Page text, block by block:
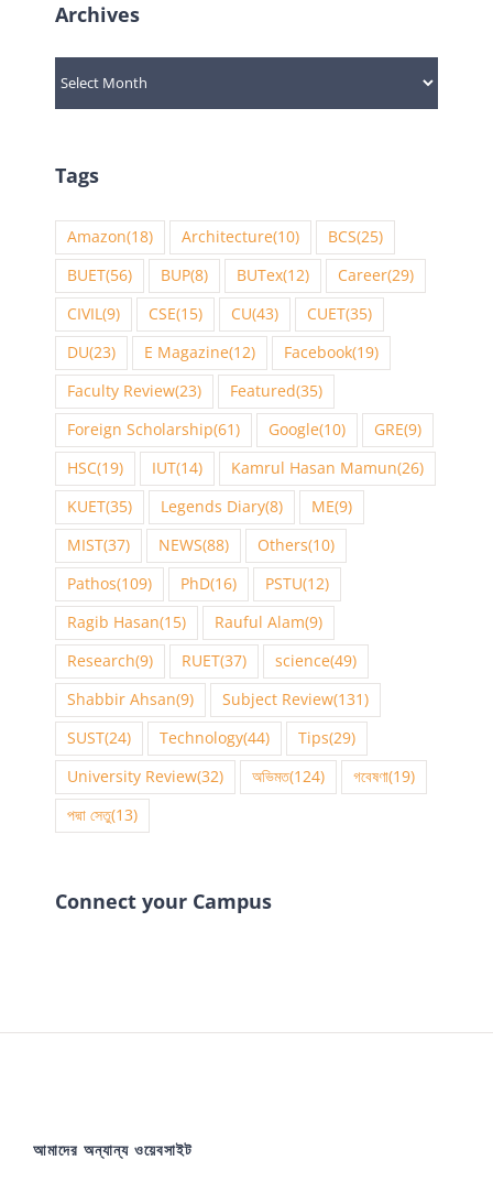
Archives
Archives
Tags
Amazon(18) Architecture(10) BCS(25)
BUET(56) BUP(8) BUTex(12) Career(29)
CIVIL(9) CSE(15) CU(43) CUET(35)
DU(23) E Magazine(12) Facebook(19)
Faculty Review(23) Featured(35)
Foreign Scholarship(61) Google(10) GRE(9)
HSC(19) IUT(14) Kamrul Hasan Mamun(26)
KUET(35) Legends Diary(8) ME(9)
MIST(37) NEWS(88) Others(10)
Pathos(109) PhD(16) PSTU(12)
Ragib Hasan(15) Rauful Alam(9)
Research(9) RUET(37) science(49)
Shabbir Ahsan(9) Subject Review(131)
SUST(24) Technology(44) Tips(29)
University Review(32) অভিমত(124) গবেষণা(19)
পদ্মা সেতু(13)
Connect your Campus
আমাদের অন্যান্য ওয়েবসাইট